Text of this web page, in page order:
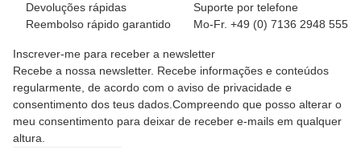
Devoluções rápidas
Reembolso rápido garantido
Suporte por telefone
Mo-Fr. +49 (0) 7136 2948 555
Inscrever-me para receber a newsletter
Recebe a nossa newsletter. Recebe informações e conteúdos
regularmente, de acordo com o aviso de privacidade e
consentimento dos teus dados.Compreendo que posso alterar o
meu consentimento para deixar de receber e-mails em qualquer
altura.